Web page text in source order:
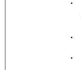
·
·
·